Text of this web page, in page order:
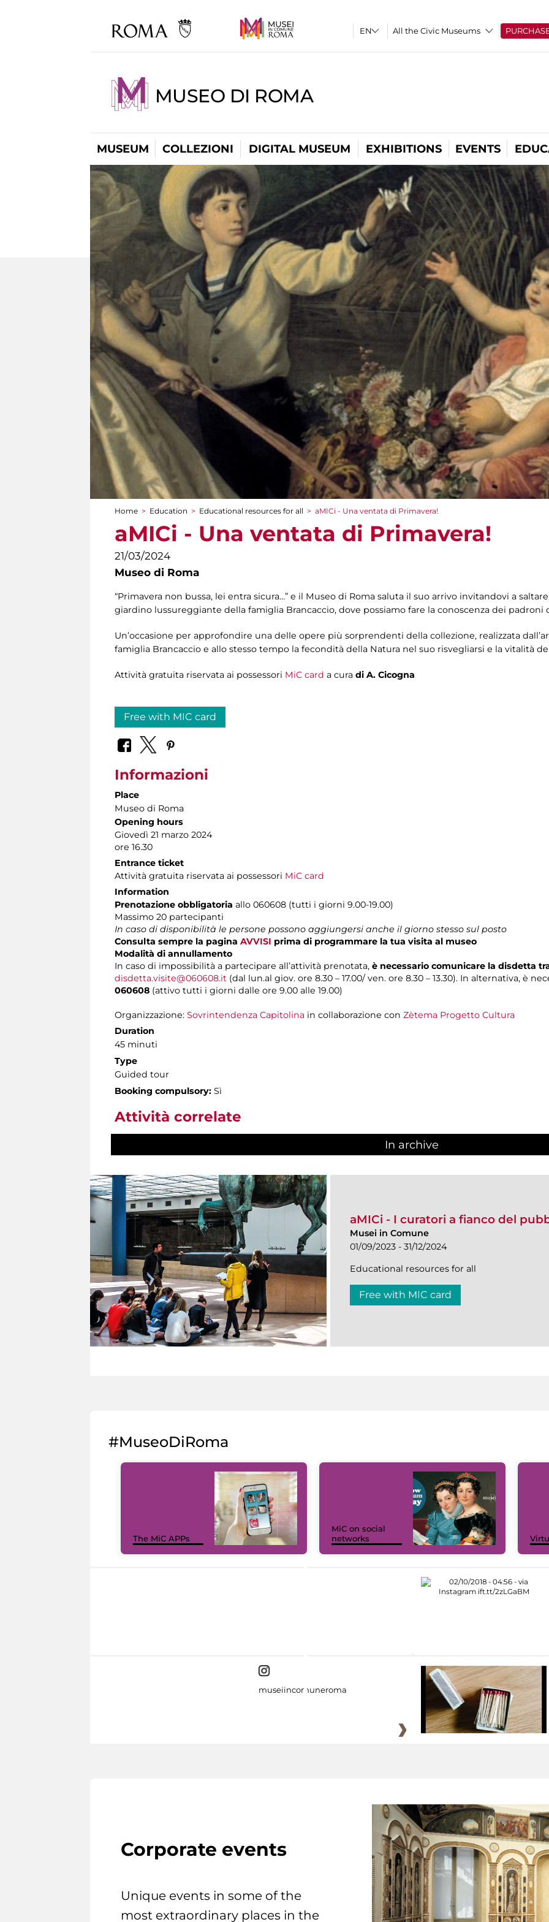
All the Civic Museums
MUSEO DI ROMA
MUSEUM COLLEZIONI DIGITAL MUSEUM EXHIBITIONS EVENTS
You are here
Home > Education > Educational resources for all > aMICi - Una ventata di Primavera!
aMICi - Una ventata di Primavera!
21/03/2024
Museo di Roma
“Primavera non bussa, lei entra sicura…” e il Museo di Roma saluta il suo arrivo invitandovi a
giardino lussureggiante della famiglia Brancaccio, dove possiamo fare la conoscenza dei padroni
Un’occasione per approfondire una delle opere più sorprendenti della collezione, realizzata
famiglia Brancaccio e allo stesso tempo la fecondità della Natura nel suo risvegliarsi e la vitalità
Attività gratuita riservata ai possessori MiC card a cura di A. Cicogna
Free with MIC card
Informazioni
Place
Museo di Roma
Opening hours
Giovedì 21 marzo 2024
ore 16.30
Entrance ticket
Attività gratuita riservata ai possessori MiC card
Information
Prenotazione obbligatoria allo 060608 (tutti i giorni 9.00-19.00)
Massimo 20 partecipanti
In caso di disponibilità le persone possono aggiungersi anche il giorno stesso sul posto
Consulta sempre la pagina AVVISI prima di programmare la tua visita al museo
Modalità di annullamento
In caso di impossibilità a partecipare all’attività prenotata, è necessario comunicare la disdetta
disdetta.visite@060608.it (dal lun.al giov. ore 8.30 – 17.00/ ven. ore 8.30 – 13.30). In alternativa, è
060608 (attivo tutti i giorni dalle ore 9.00 alle 19.00)
Organizzazione: Sovrintendenza Capitolina in collaborazione con Zètema Progetto Cultura
Duration
45 minuti
Type
Guided tour
Booking compulsory: Sì
Attività correlate
In archive
aMICi - I curatori a fianco del
Musei in Comune
01/09/2023 - 31/12/2024
Educational resources for all
Free with MIC card
#MuseoDiRoma
The MiC APPs
MiC on social
networks
museiincomuneroma
Corporate events
Unique events in some of the
most extraordinary places in the